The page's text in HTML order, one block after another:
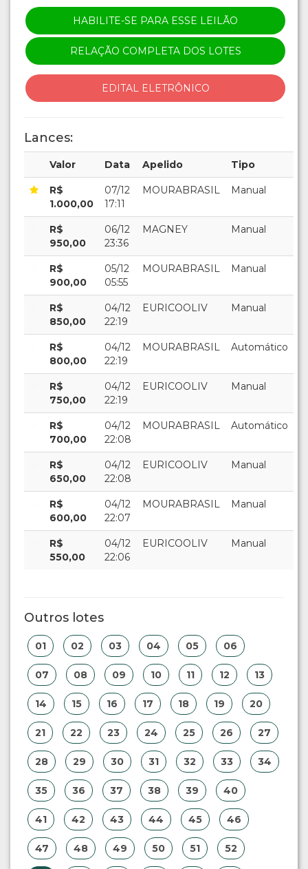
HABILITE-SE PARA ESSE LEILÃO
RELAÇÃO COMPLETA DOS LOTES
EDITAL ELETRÔNICO
Lances:
Valor Data Apelido Tipo
R$
1.000,00
07/12
17:11
MOURABRASIL Manual
R$
950,00
06/12
23:36
MAGNEY Manual
R$
900,00
05/12
05:55
MOURABRASIL Manual
R$
850,00
04/12
22:19
EURICOOLIV Manual
R$
800,00
04/12
22:19
MOURABRASIL Automático
R$
750,00
04/12
22:19
EURICOOLIV Manual
R$
700,00
04/12
22:08
MOURABRASIL Automático
R$
650,00
04/12
22:08
EURICOOLIV Manual
R$
600,00
04/12
22:07
MOURABRASIL Manual
R$
550,00
04/12
22:06
EURICOOLIV Manual
Outros lotes
01 02 03 04 05 06
07 08 09 10 11 12 13
14 15 16 17 18 19 20
21 22 23 24 25 26 27
28 29 30 31 32 33 34
35 36 37 38 39 40
41 42 43 44 45 46
47 48 49 50 51 52